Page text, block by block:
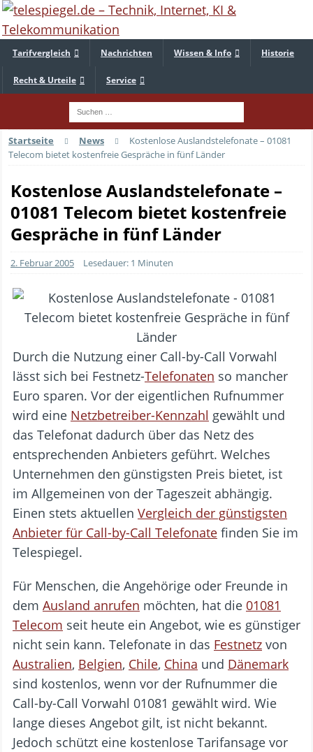
Tarifvergleich Nachrichten Wissen & Info Historie
Recht & Urteile Service
Startseite News
Kostenlose Auslandstelefonate – 01081
Telecom bietet kostenfreie Gespräche in fünf Länder
Kostenlose Auslandstelefonate –
01081 Telecom bietet kostenfreie
Gespräche in fünf Länder
2. Februar 2005 Lesedauer: 1 Minuten
Durch die Nutzung einer Call-by-Call Vorwahl
lässt sich bei Festnetz-Telefonaten so mancher
Euro sparen. Vor der eigentlichen Rufnummer
wird eine Netzbetreiber-Kennzahl gewählt und
das Telefonat dadurch über das Netz des
entsprechenden Anbieters geführt. Welches
Unternehmen den günstigsten Preis bietet, ist
im Allgemeinen von der Tageszeit abhängig.
Einen stets aktuellen Vergleich der günstigsten
Anbieter für Call-by-Call Telefonate finden Sie im
Telespiegel.
Für Menschen, die Angehörige oder Freunde in
dem Ausland anrufen möchten, hat die 01081
Telecom seit heute ein Angebot, wie es günstiger
nicht sein kann. Telefonate in das Festnetz von
Australien, Belgien, Chile, China und Dänemark
sind kostenlos, wenn vor der Rufnummer die
Call-by-Call Vorwahl 01081 gewählt wird. Wie
lange dieses Angebot gilt, ist nicht bekannt.
Jedoch schützt eine kostenlose Tarifansage vor